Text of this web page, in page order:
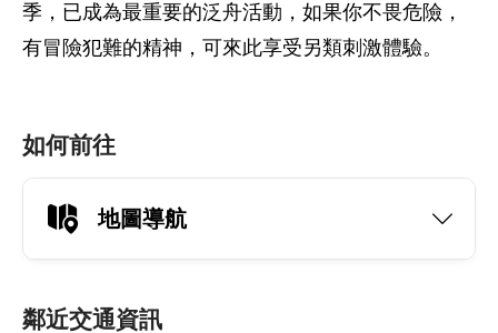
季，已成為最重要的泛舟活動，如果你不畏危險，
有冒險犯難的精神，可來此享受另類刺激體驗。
如何前往
地圖導航
鄰近交通資訊